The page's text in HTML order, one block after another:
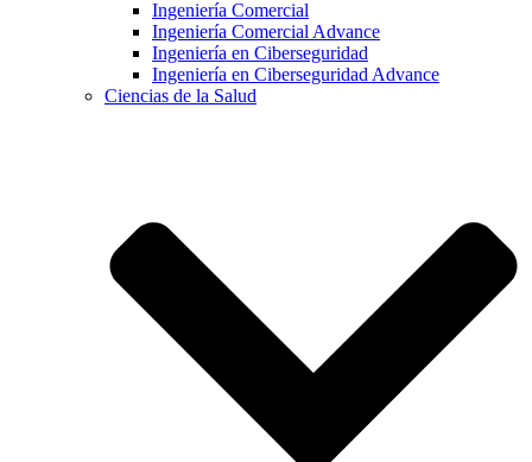
Ingeniería Comercial
Ingeniería Comercial Advance
Ingeniería en Ciberseguridad
Ingeniería en Ciberseguridad Advance
Ciencias de la Salud